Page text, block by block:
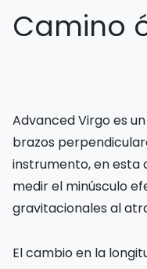
Camino
Advanced Virgo es
brazos
instrumento, en esta
medir el minúsculo
gravitacionales al
El cambio en la